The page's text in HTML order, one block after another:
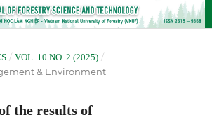
/ VOL. 10 NO. 2 (2025) /
& Environment
the results of